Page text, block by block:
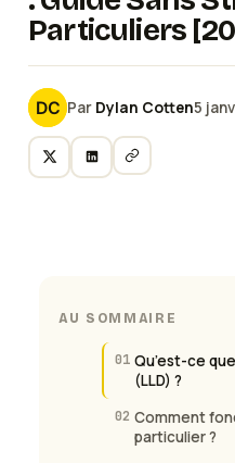
Particuliers
Par Dylan Cotten5
AU SOMMAIRE
01 Qu’est-ce
(LLD) ?
02 Comment
particulier ?